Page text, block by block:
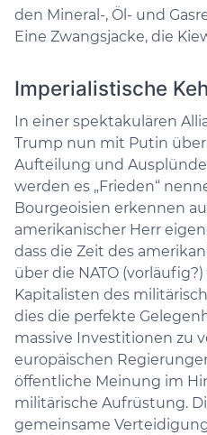
den Mineral-, Öl- und
Eine Zwangsjacke, die
Imperialistische
In einer spektakulären
Trump nun mit Putin
Aufteilung und
werden es „Frieden“
Bourgeoisien erkennen
amerikanischer Herr
dass die Zeit des
über die NATO
Kapitalisten des
dies die perfekte
massive Investitionen zu
europäischen
öffentliche Meinung im
militärische Aufrüstung.
gemeinsame